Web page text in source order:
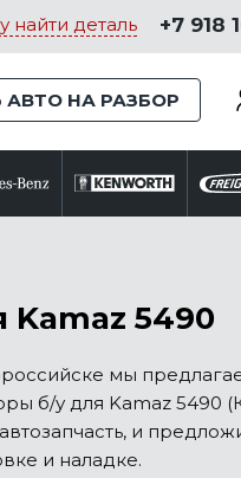
найти деталь +7 918
АВТО НА РАЗБОР
Kamaz 5490
мы
б/у для Kamaz 5490
и
и наладке.